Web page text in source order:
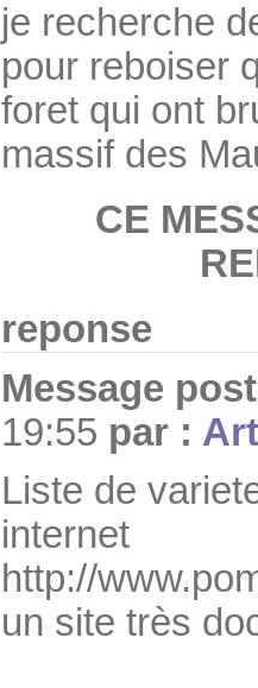
je recherche
pour reboiser
foret qui ont
massif des
CE
reponse
Message
19:55 par :
Liste de
internet
http://
un site très